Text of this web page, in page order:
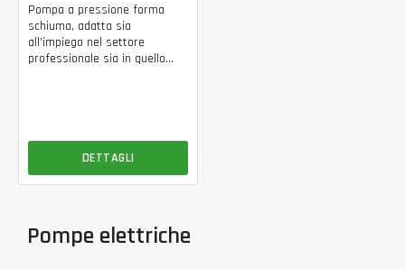
Pompa a pressione forma
schiuma, adatta sia
all’impiego nel settore
professionale sia in quello...
DETTAGLI
Pompe elettriche